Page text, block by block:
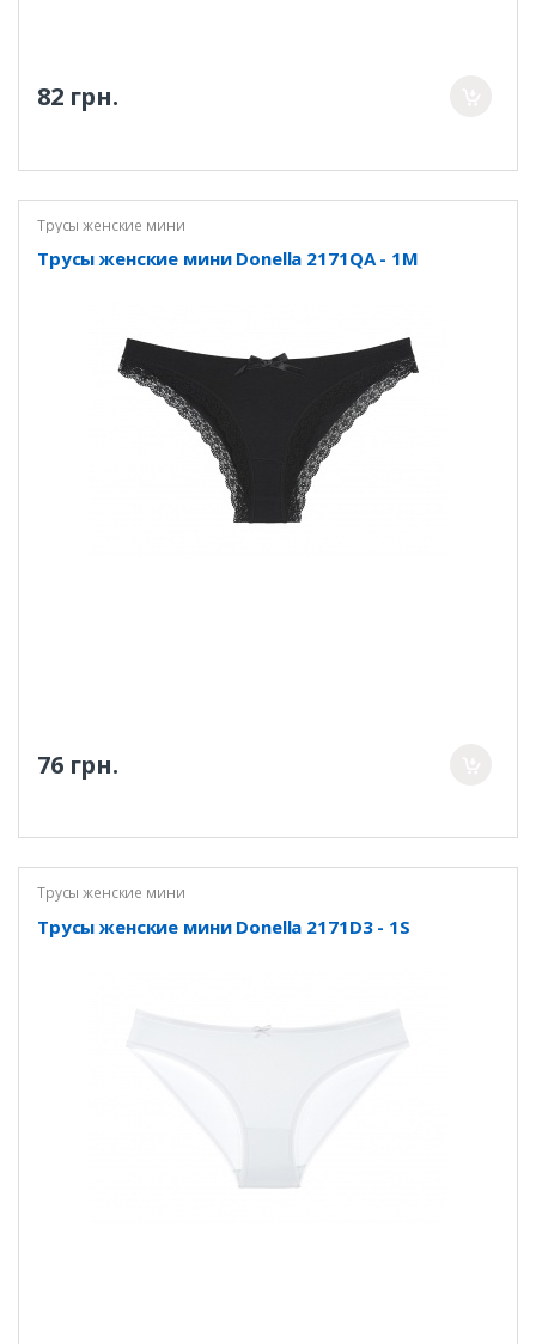
82 грн.
Трусы женские мини
Трусы женские мини Donella 2171QA - 1M
76 грн.
Трусы женские мини
Трусы женские мини Donella 2171D3 - 1S